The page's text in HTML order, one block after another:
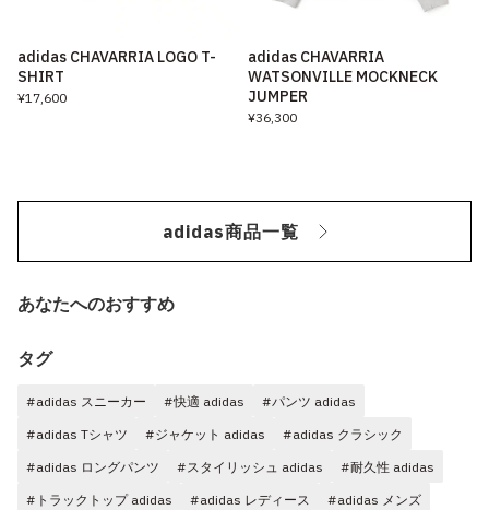
adidas CHAVARRIA LOGO T-
SHIRT
¥17,600
adidas CHAVARRIA
WATSONVILLE MOCKNECK
JUMPER
¥36,300
adidas商品一覧
あなたへのおすすめ
タグ
#adidas スニーカー #快適 adidas
#パンツ adidas
#adidas Tシャツ
#ジャケット adidas
#adidas クラシック
#adidas ロングパンツ
#スタイリッシュ adidas
#耐久性 adidas
#トラックトップ adidas
#adidas レディース
#adidas メンズ